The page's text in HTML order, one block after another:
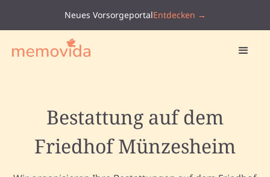
Neues VorsorgeportalEntdecken →
Bestattung auf dem
Friedhof Münzesheim